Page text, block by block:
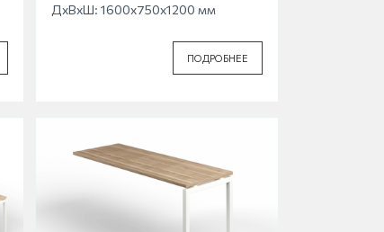
ДхВхШ: 1600x750x1200 мм
ПОДРОБНЕЕ